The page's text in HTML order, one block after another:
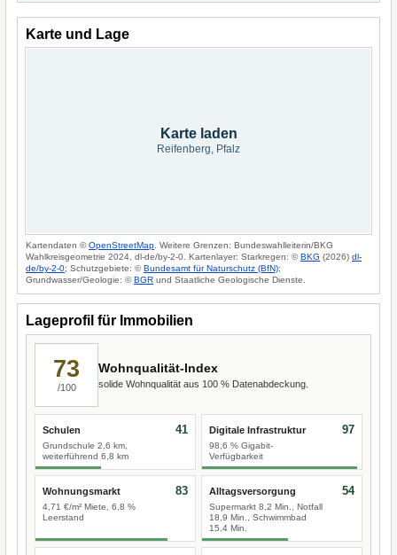
Karte und Lage
Karte laden
Reifenberg, Pfalz
Kartendaten ©OpenStreetMap . Weitere Grenzen: Bundeswahlleiterin/BKG
Wahlkreisgeometrie 2024, dl-de/by-2-0. Kartenlayer: Starkregen: ©BKG (2026) dl-
de/by-2-0; Schutzgebiete: ©Bundesamt für Naturschutz (BfN);
Grundwasser/Geologie: ©BGR und Staatliche Geologische Dienste.
Lageprofil für Immobilien
73
/100
Wohnqualität-Index
solide Wohnqualität aus 100 % Datenabdeckung.
Schulen
Grundschule 2,6 km,
weiterführend 6,8 km
41 Digitale Infrastruktur
98,6 % Gigabit-
Verfügbarkeit
97
Wohnungsmarkt
4,71 €/m² Miete, 6,8 %
Leerstand
83 Alltagsversorgung
Supermarkt 8,2 Min., Notfall
18,9 Min., Schwimmbad
15,4 Min.
54